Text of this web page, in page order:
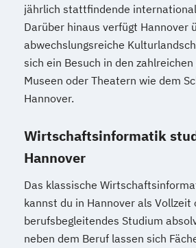
jährlich stattfindende
Darüber hinaus verfügt Hannover
abwechslungsreiche
sich ein Besuch in den
Museen oder Theatern wie dem
Hannover.
Wirtschaftsinformatik
Hannover
Das klassische
kannst du in Hannover als Vollzeit
berufsbegleitendes Studium
neben dem Beruf lassen sich